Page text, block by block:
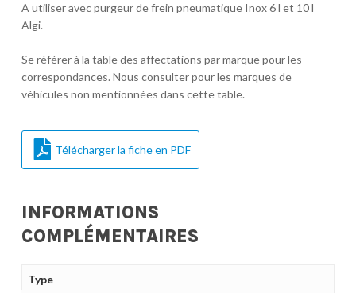
A utiliser avec purgeur de frein pneumatique Inox 6 l et 10 l
Algi.
Se référer à la table des affectations par marque pour les
correspondances. Nous consulter pour les marques de
véhicules non mentionnées dans cette table.
Télécharger la fiche en PDF
INFORMATIONS
COMPLÉMENTAIRES
Type